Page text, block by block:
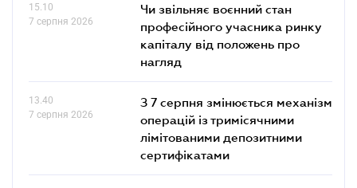
15.10
7 серпня 2026
Чи звільняє воєнний стан
професійного учасника ринку
капіталу від положень про
нагляд
13.40
7 серпня 2026
З 7 серпня змінюється механізм
операцій із тримісячними
лімітованими депозитними
сертифікатами